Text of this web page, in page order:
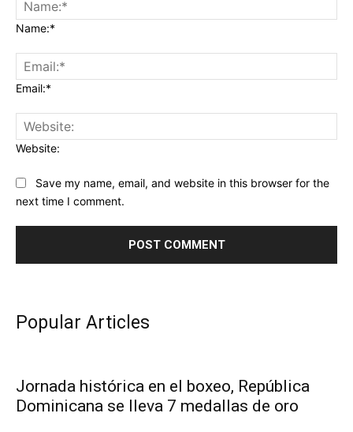
Name:*
Email:*
Website:
Save my name, email, and website in this browser for the
next time I comment.
Popular Articles
Jornada histórica en el boxeo, República
Dominicana se lleva 7 medallas de oro